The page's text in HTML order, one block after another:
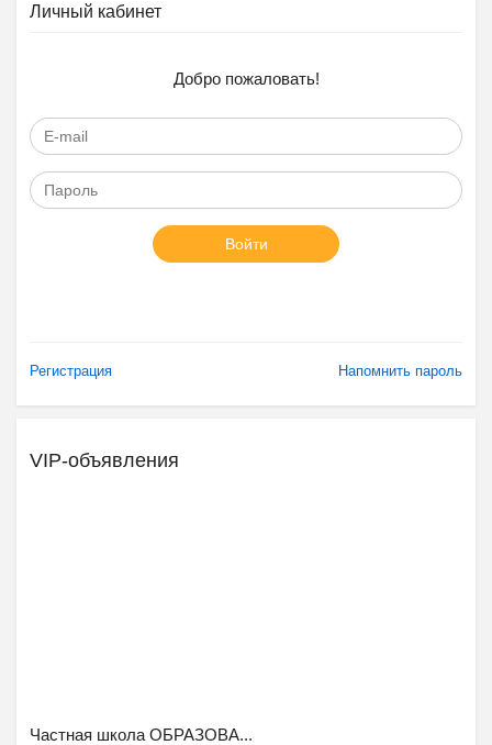
Личный кабинет
Добро пожаловать!
Войти
Регистрация Напомнить пароль
VIP-объявления
Частная школа ОБРАЗОВА...